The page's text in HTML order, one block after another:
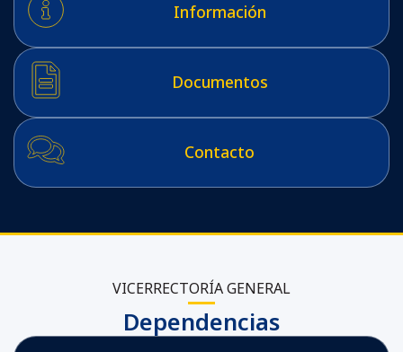
Información
Documentos
Contacto
VICERRECTORÍA GENERAL
Dependencias